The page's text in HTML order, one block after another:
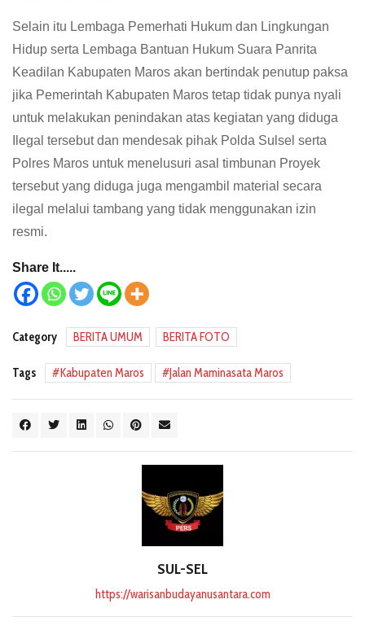
Selain itu Lembaga Pemerhati Hukum dan Lingkungan
Hidup serta Lembaga Bantuan Hukum Suara Panrita
Keadilan Kabupaten Maros akan bertindak penutup paksa
jika Pemerintah Kabupaten Maros tetap tidak punya nyali
untuk melakukan penindakan atas kegiatan yang diduga
Ilegal tersebut dan mendesak pihak Polda Sulsel serta
Polres Maros untuk menelusuri asal timbunan Proyek
tersebut yang diduga juga mengambil material secara
ilegal melalui tambang yang tidak menggunakan izin
resmi.
Share It.....
Category BERITA UMUM BERITA FOTO
Tags Kabupaten Maros Jalan Maminasata Maros
SUL-SEL
https://warisanbudayanusantara.com